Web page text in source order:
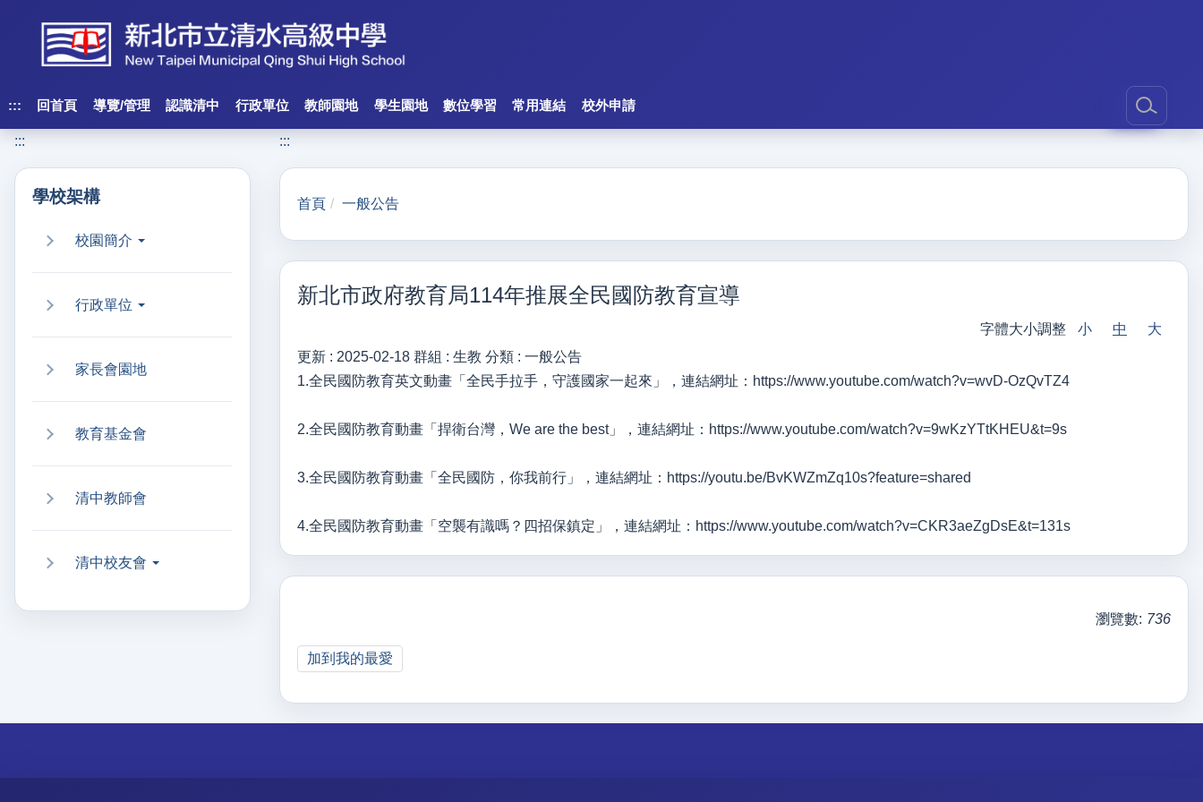
內
區
塊
::: 回首頁 導覽/管理 認識清中 行政單位 教師園地 學生園地 數位學習 常用連結 校外申請
:::
學校架構
校園簡介
行政單位
家長會園地
教育基金會
清中教師會
清中校友會
:::
首頁 一般公告
新北市政府教育局114年推展全民國防教育宣導
字體大小調整 小 中
大
更新 :2025-02-18群組 :生教 分類 :一般公告
1.全民國防教育英文動畫「全民手拉手，守護國家一起來」，連結網址：https://www.youtube.com/watch?v=wvD-OzQvTZ4
2.全民國防教育動畫「捍衛台灣，We are the best」，連結網址：https://www.youtube.com/watch?v=9wKzYTtKHEU&t=9s
3.全民國防教育動畫「全民國防，你我前行」，連結網址：https://youtu.be/BvKWZmZq10s?feature=shared
4.全民國防教育動畫「空襲有識嗎？四招保鎮定」，連結網址：https://www.youtube.com/watch?v=CKR3aeZgDsE&t=131s
瀏覽數: 736
加到我的最愛